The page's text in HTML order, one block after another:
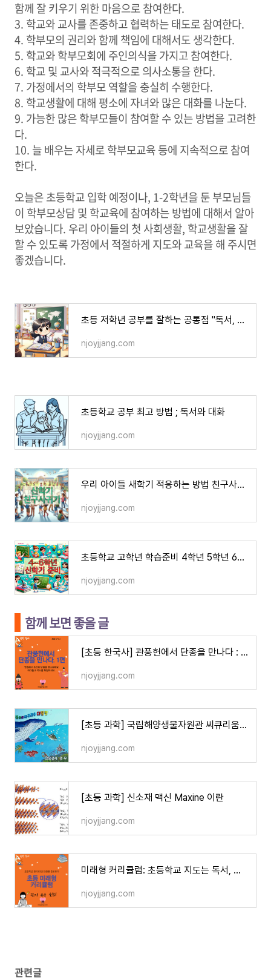
함께 잘 키우기 위한 마음으로 참여한다.
3. 학교와 교사를 존중하고 협력하는 태도로 참여한다.
4. 학부모의 권리와 함께 책임에 대해서도 생각한다.
5. 학교와 학부모회에 주인의식을 가지고 참여한다.
6. 학교 및 교사와 적극적으로 의사소통을 한다.
7. 가정에서의 학부모 역할을 충실히 수행한다.
8. 학교생활에 대해 평소에 자녀와 많은 대화를 나눈다.
9. 가능한 많은 학부모들이 참여할 수 있는 방법을 고려한
다.
10. 늘 배우는 자세로 학부모교육 등에 지속적으로 참여
한다.
오늘은 초등학교 입학 예정이나, 1-2학년을 둔 부모님들
이 학부모상담 및 학교육에 참여하는 방법에 대해서 알아
보았습니다. 우리 아이들의 첫 사회생활, 학교생활을 잘
할 수 있도록 가정에서 적절하게 지도와 교육을 해 주시면
좋겠습니다.
초등 저학년 공부를 잘하는 공통점 "독서, 집중력, 원활한 친구관계"
njoyjjang.com
초등학교 공부 최고 방법 ; 독서와 대화
njoyjjang.com
우리 아이들 새학기 적응하는 방법 친구사귀기, 주의할 점
njoyjjang.com
초등학교 고학년 학습준비 4학년 5학년 6학년
njoyjjang.com
함께 보면 좋을 글
[초등 한국사] 관풍헌에서 단종을 만나다 : 조선 6대 단종 I (장릉, 엄홍도, 청렴포)
njoyjjang.com
[초등 과학] 국립해양생물자원관 씨큐리움 어린이가이드 교육 안내 1
njoyjjang.com
[초등 과학] 신소재 맥신 Maxine 이란
njoyjjang.com
미래형 커리큘럼: 초등학교 지도는 독서, 자기주도, 인성, 경제
njoyjjang.com
관련글